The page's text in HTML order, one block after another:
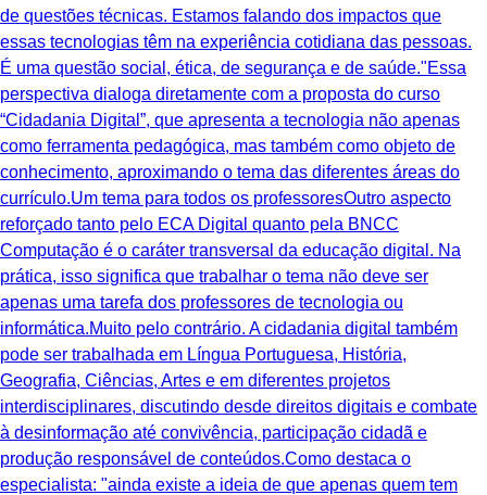
de questões técnicas. Estamos falando dos impactos que
essas tecnologias têm na experiência cotidiana das pessoas.
É uma questão social, ética, de segurança e de saúde."Essa
perspectiva dialoga diretamente com a proposta do curso
“Cidadania Digital”, que apresenta a tecnologia não apenas
como ferramenta pedagógica, mas também como objeto de
conhecimento, aproximando o tema das diferentes áreas do
currículo.Um tema para todos os professoresOutro aspecto
reforçado tanto pelo ECA Digital quanto pela BNCC
Computação é o caráter transversal da educação digital. Na
prática, isso significa que trabalhar o tema não deve ser
apenas uma tarefa dos professores de tecnologia ou
informática.Muito pelo contrário. A cidadania digital também
pode ser trabalhada em Língua Portuguesa, História,
Geografia, Ciências, Artes e em diferentes projetos
interdisciplinares, discutindo desde direitos digitais e combate
à desinformação até convivência, participação cidadã e
produção responsável de conteúdos.Como destaca o
especialista: "ainda existe a ideia de que apenas quem tem